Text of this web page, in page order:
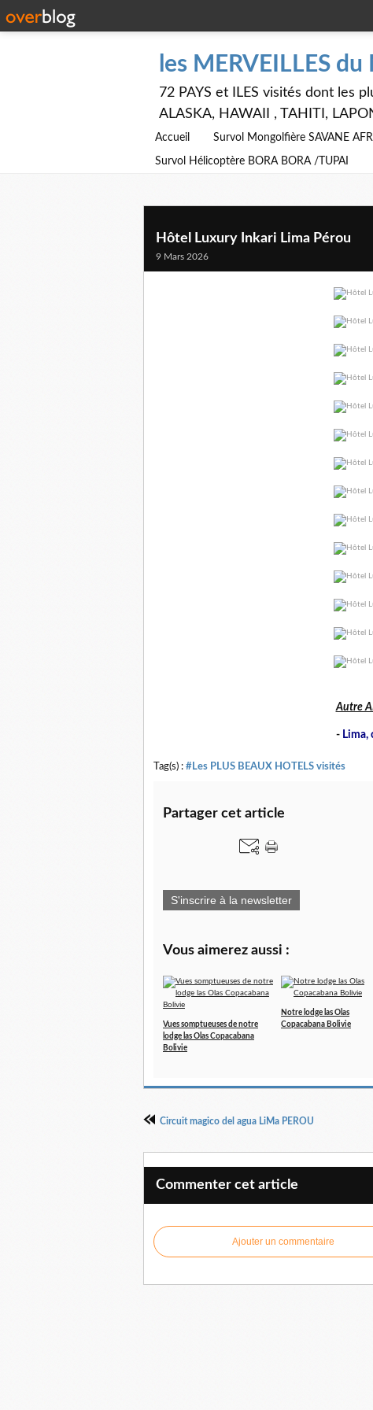
les MERVEILLES
72 PAYS et ILES visités dont les
ALASKA, HAWAII , TAHITI,
Accueil Survol Mongolfière SAVANE
Survol Hélicoptère BORA BORA /TUPAI
Hôtel Luxury Inkari Lima Pérou
9 Mars 2026
Autre
- Lima,
Tag(s) : #Les PLUS BEAUX HOTELS visités
Partager cet article
S'inscrire à la newsletter
Vous aimerez aussi :
Vues somptueuses de notre
lodge las Olas Copacabana
Bolivie
Notre lodge las Olas
Copacabana Bolivie
Circuit magico del agua LiMa PEROU
Commenter cet article
Ajouter un commentaire